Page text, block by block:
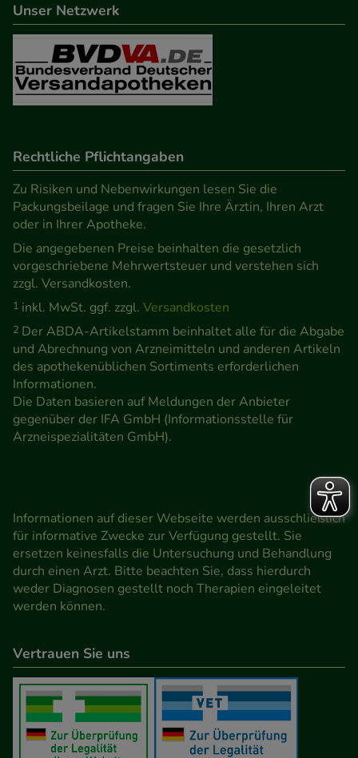
Statistik & Tracking:
Informationen über die Art und Weise der Nutzung
unserer Website sammeln, mit deren Hilfe wir
unsere Website weiter für Sie optimieren können,
den Inhalt auf unserer Website aber auch die
teilweise an Dritte wie z.B. Google oder soziale
Medien übertragen werden.
Unser Netzwerk
Rechtliche Pflichtangaben
Zu Risiken und Nebenwirkungen lesen Sie die
Packungsbeilage und fragen Sie Ihre Ärztin, Ihren Arzt
oder in Ihrer Apotheke.
Die angegebenen Preise beinhalten die gesetzlich
vorgeschriebene Mehrwertsteuer und verstehen sich
zzgl. Versandkosten.
1 inkl. MwSt. ggf. zzgl. Versandkosten
2 Der ABDA-Artikelstamm beinhaltet alle für die Abgabe
und Abrechnung von Arzneimitteln und anderen Artikeln
des apothekenüblichen Sortiments erforderlichen
Informationen.
Die Daten basieren auf Meldungen der Anbieter
gegenüber der IFA GmbH (Informationsstelle für
Arzneispezialitäten GmbH).
Informationen auf dieser Webseite werden ausschließlich
für informative Zwecke zur Verfügung gestellt. Sie
ersetzen keinesfalls die Untersuchung und Behandlung
durch einen Arzt. Bitte beachten Sie, dass hierdurch
weder Diagnosen gestellt noch Therapien eingeleitet
werden können.
Vertrauen Sie uns